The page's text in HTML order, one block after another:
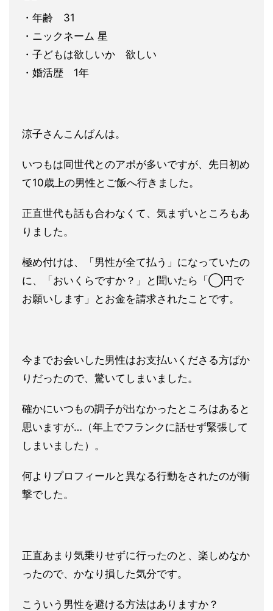
・年齢 31
・ニックネーム 星
・子どもは欲しいか 欲しい
・婚活歴 1年
涼子さんこんばんは。
いつもは同世代とのアポが多いですが、先日初め
て10歳上の男性 とご飯へ行きました。
正直世代も話も合わなくて、気まずいところもあ
りました。
極め付けは、「男性が全て払う」になっていたの
に、「おいくらですか？」と聞いたら「◯円で
お願いします」とお金を請求されたこ とです。
今までお会いした男性はお支払いくださる方ばか
りだったので、驚いてしまいました。
確かにいつもの調子が出なかったところはあると
思いますが…（年上でフランクに話せず緊張して
しまいました）。
何よりプロフィールと異なる行動をされたのが衝
撃でした。
正直あまり気乗りせずに行ったのと、楽しめなか
ったので、かなり 損した気分です。
こういう男性を避ける方法はありますか？